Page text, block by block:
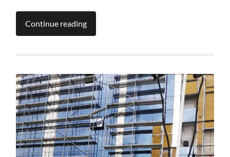
Continue reading